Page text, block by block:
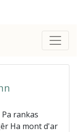
rankas
Ha mont d'ar